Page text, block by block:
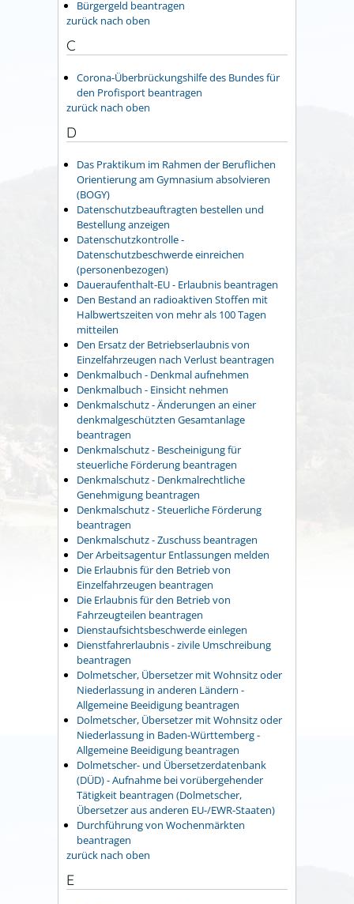
Bürgergeld beantragen
zurück nach oben
C
Corona-Überbrückungshilfe des Bundes für
den Profisport beantragen
zurück nach oben
D
Das Praktikum im Rahmen der Beruflichen
Orientierung am Gymnasium absolvieren
(BOGY)
Datenschutzbeauftragten bestellen und
Bestellung anzeigen
Datenschutzkontrolle -
Datenschutzbeschwerde einreichen
(personenbezogen)
Daueraufenthalt-EU - Erlaubnis beantragen
Den Bestand an radioaktiven Stoffen mit
Halbwertszeiten von mehr als 100 Tagen
mitteilen
Den Ersatz der Betriebserlaubnis von
Einzelfahrzeugen nach Verlust beantragen
Denkmalbuch - Denkmal aufnehmen
Denkmalbuch - Einsicht nehmen
Denkmalschutz - Änderungen an einer
denkmalgeschützten Gesamtanlage
beantragen
Denkmalschutz - Bescheinigung für
steuerliche Förderung beantragen
Denkmalschutz - Denkmalrechtliche
Genehmigung beantragen
Denkmalschutz - Steuerliche Förderung
beantragen
Denkmalschutz - Zuschuss beantragen
Der Arbeitsagentur Entlassungen melden
Die Erlaubnis für den Betrieb von
Einzelfahrzeugen beantragen
Die Erlaubnis für den Betrieb von
Fahrzeugteilen beantragen
Dienstaufsichtsbeschwerde einlegen
Dienstfahrerlaubnis - zivile Umschreibung
beantragen
Dolmetscher, Übersetzer mit Wohnsitz oder
Niederlassung in anderen Ländern -
Allgemeine Beeidigung beantragen
Dolmetscher, Übersetzer mit Wohnsitz oder
Niederlassung in Baden-Württemberg -
Allgemeine Beeidigung beantragen
Dolmetscher- und Übersetzerdatenbank
(DÜD) - Aufnahme bei vorübergehender
Tätigkeit beantragen (Dolmetscher,
Übersetzer aus anderen EU-/EWR-Staaten)
Durchführung von Wochenmärkten
beantragen
zurück nach oben
E